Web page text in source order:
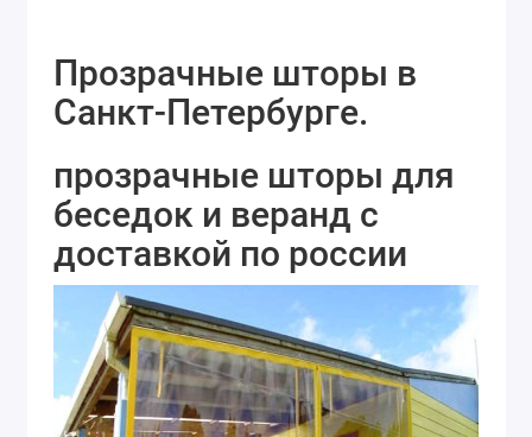
Прозрачные шторы в
Санкт-Петербурге.
прозрачные шторы для
беседок и веранд с
доставкой по россии